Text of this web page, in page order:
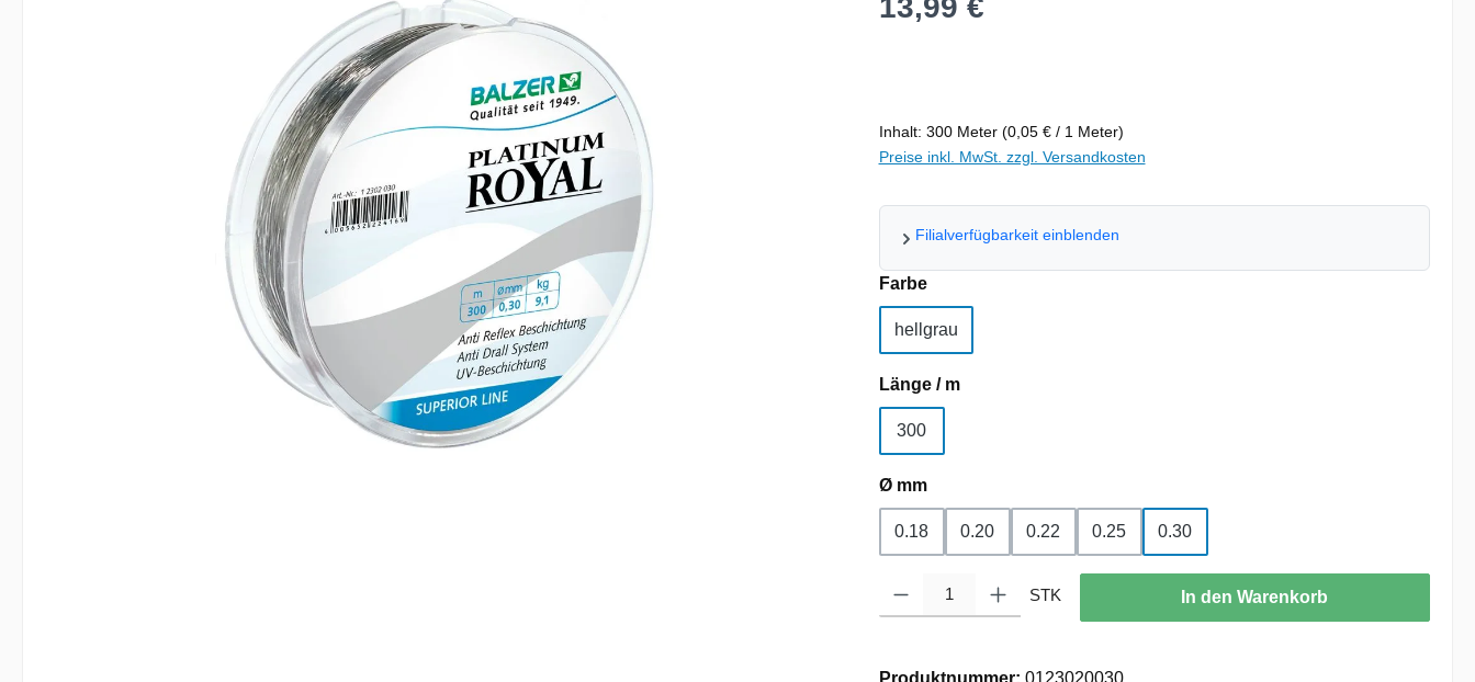
13,99 €
Inhalt: 300 Meter (0,05 € / 1 Meter)
Preise inkl. MwSt. zzgl. Versandkosten
Filialverfügbarkeit einblenden
Farbeauswählen
hellgrau
Länge / mauswählen
300
Ø mmauswählen
0.18 0.20 0.22 0.25 0.30
Produkt Anzahl: Gib den gewünschten Wert ein oder benutze die Schaltflächen um
STK In den Warenkorb
Produktnummer: 0123020030